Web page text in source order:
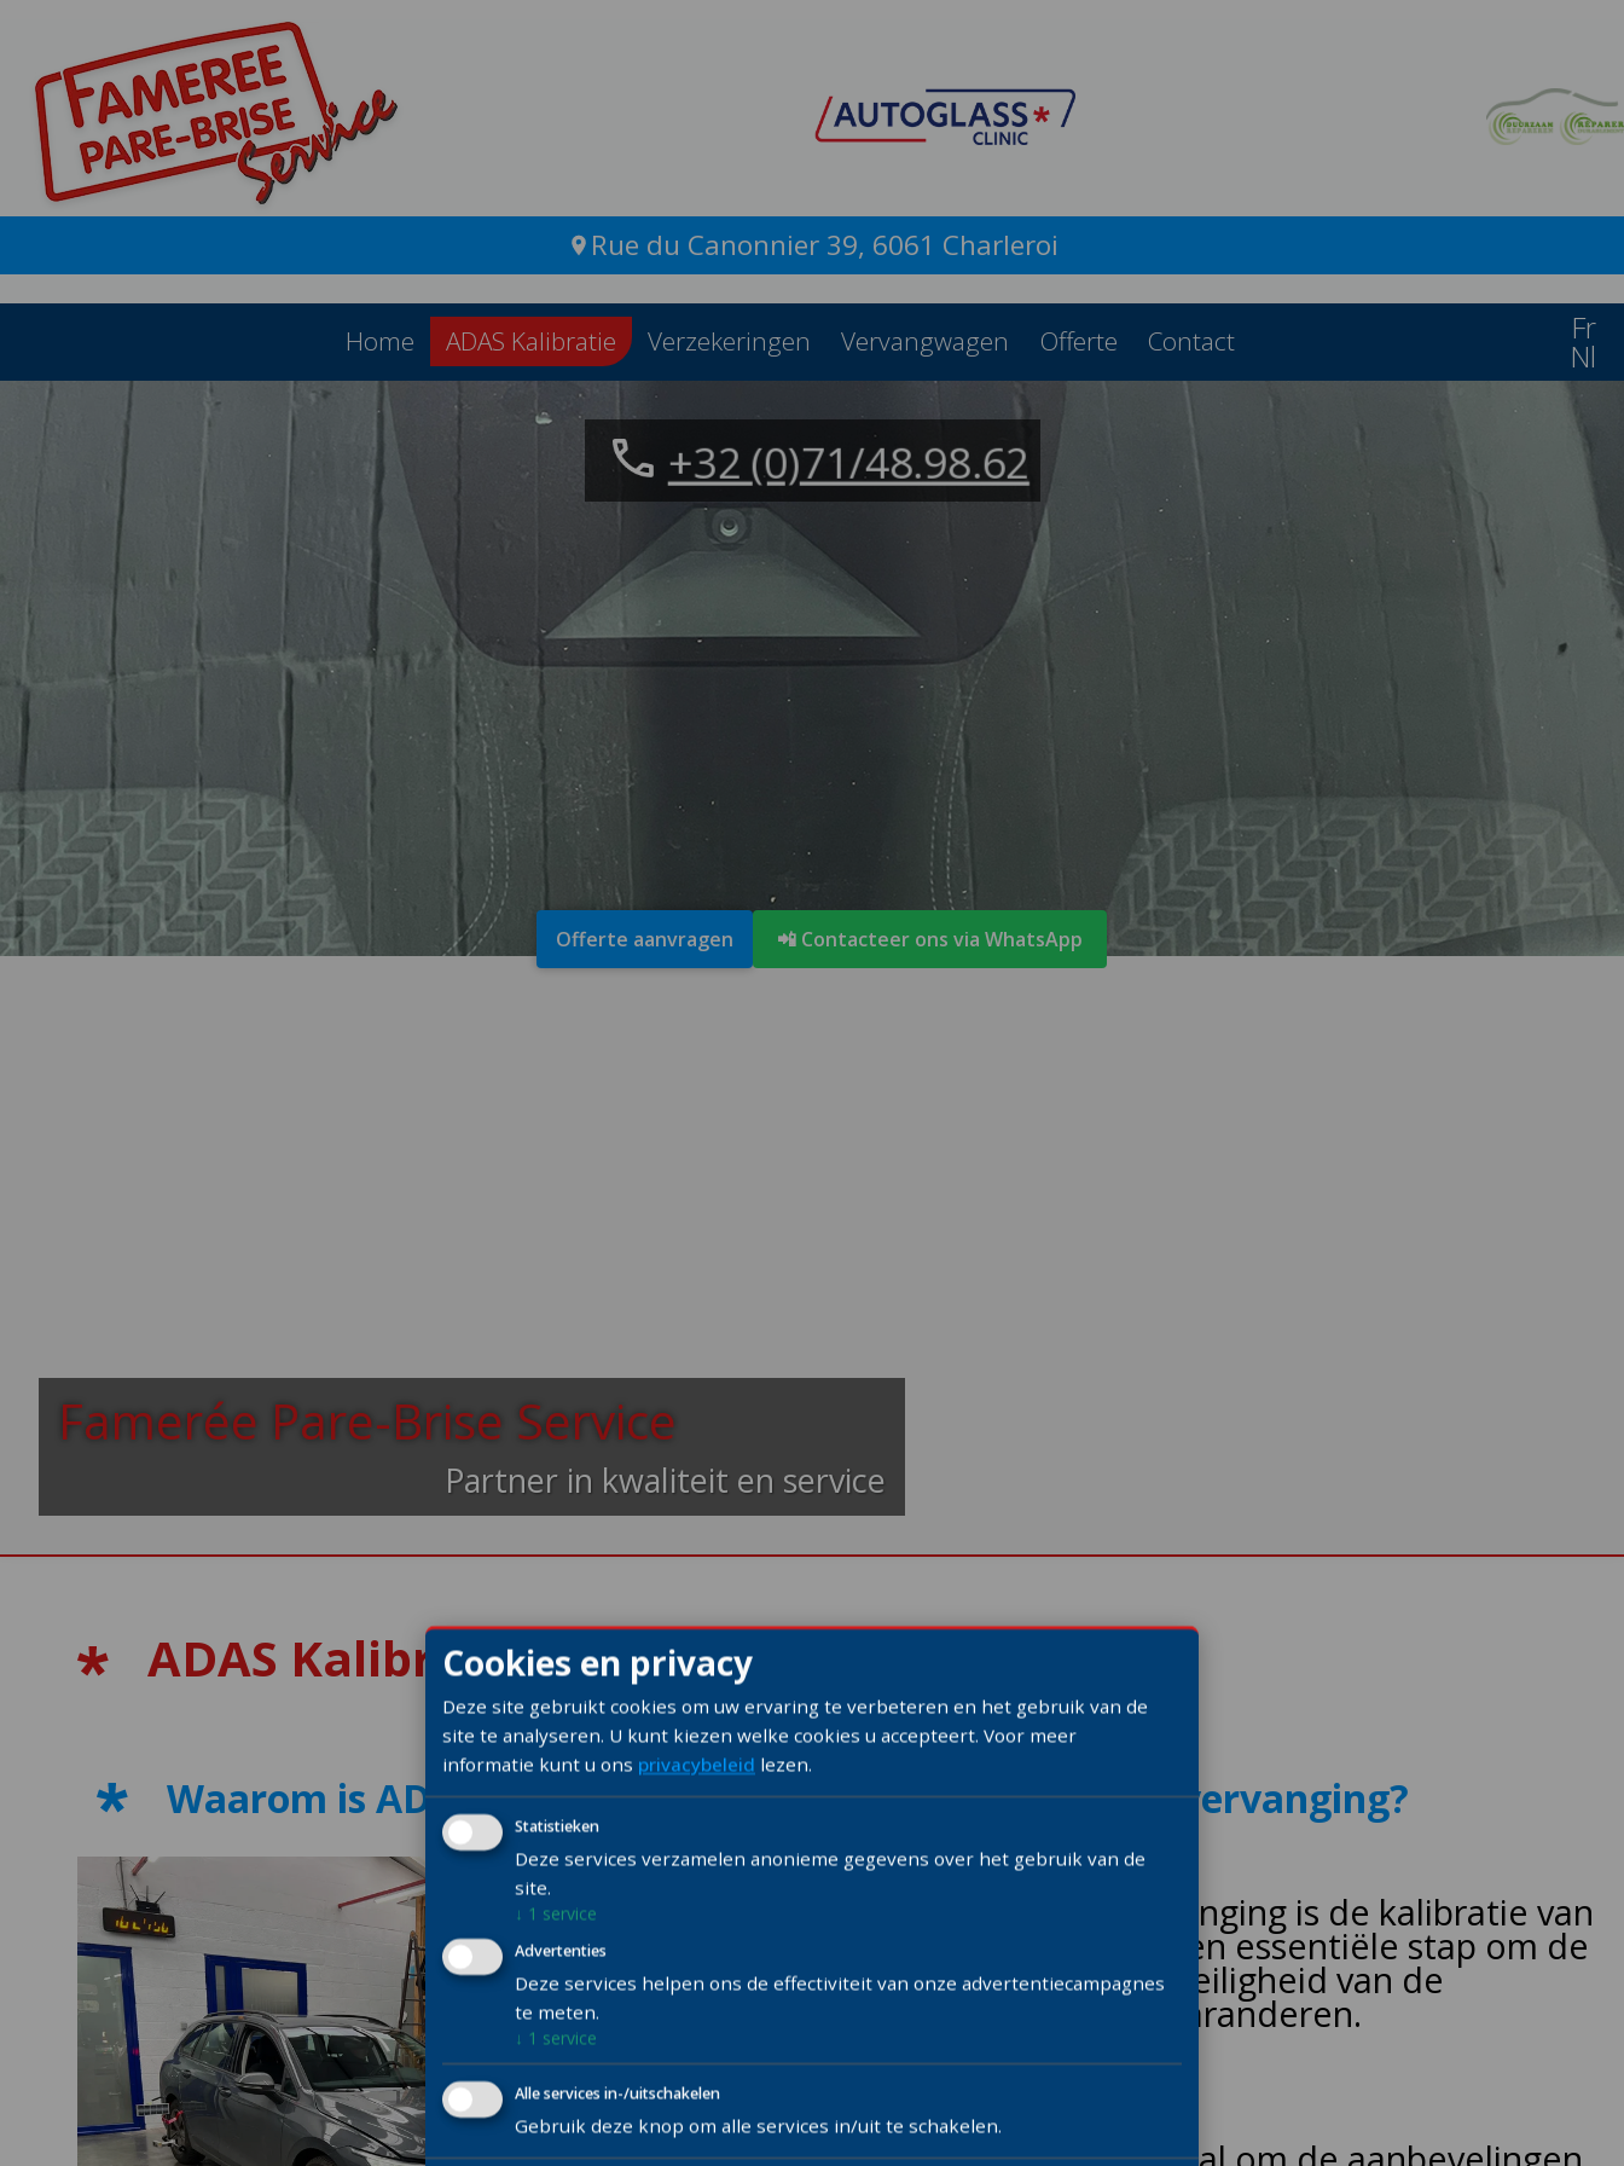
Rue du Canonnier 39, 6061 Charleroi
Home ADAS Kalibratie Verzekeringen Vervangwagen Offerte Contact Fr
Nl
+32 (0)71/48.98.62
Offerte aanvragen 📲 Contacteer ons via WhatsApp
Famerée Pare-Brise Service
Partner in kwaliteit en service
ADAS Kalibratie
Waarom is ADAS-kalibratie onmisbaar na een voorruitvervanging?
Na een voorruitvervanging is de kalibratie van
de ADAS-sensoren een essentiële stap om de
nauwkeurigheid en veiligheid van de
rijhulpsystemen te garanderen.
Cookies en privacy
Deze site gebruikt cookies om uw ervaring te verbeteren en het gebruik van de
site te analyseren. U kunt kiezen welke cookies u accepteert. Voor meer
informatie kunt u ons privacybeleid lezen.
Statistieken
Deze services verzamelen anonieme gegevens over het gebruik van de
site.
↓ 1 service
Advertenties
Deze services helpen ons de effectiviteit van onze advertentiecampagnes
te meten.
↓ 1 service
Alle services in-/uitschakelen
Gebruik deze knop om alle services in/uit te schakelen.